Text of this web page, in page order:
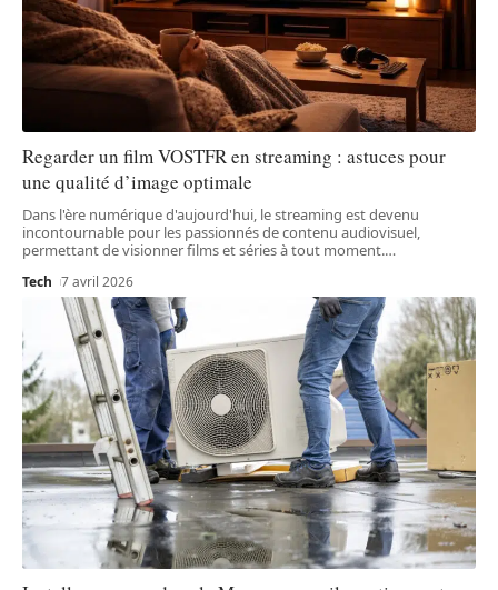
Regarder un film VOSTFR en streaming : astuces pour
une qualité d’image optimale
Dans l'ère numérique d'aujourd'hui, le streaming est devenu
incontournable pour les passionnés de contenu audiovisuel,
permettant de visionner films et séries à tout moment.…
Tech 7 avril 2026